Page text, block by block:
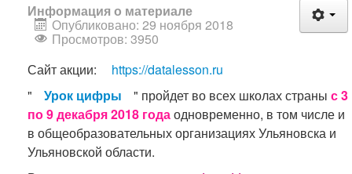
Информация о материале
Опубликовано: 29 ноября 2018
Просмотров: 3950
Сайт акции:
https://datalesson.ru
"
Урок цифры " пройдет во всех школах страны с 3
по 9 декабря 2018 годаодновременно, в том числе и
в общеобразовательных организациях Ульяновска и
Ульяновской области.